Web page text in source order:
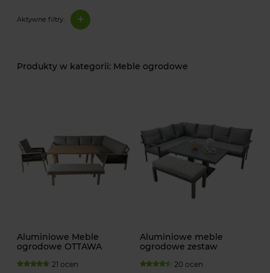
Aktywne filtry: +
Meble ogrodowe
Aluminiowe Meble
ogrodowe OTTAWA
na taras 21 ocen
Aluminiowe meble
ogrodowe zestaw
pufa
20 ocen